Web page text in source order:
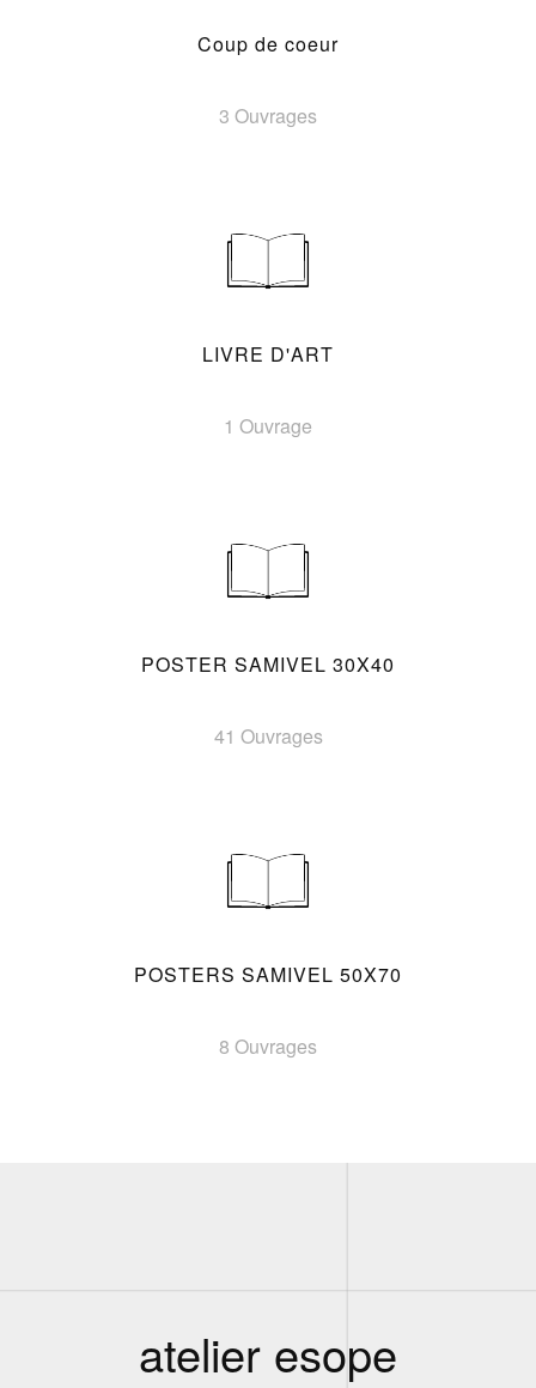
Coup de coeur
3 Ouvrages
LIVRE D'ART
1 Ouvrage
POSTER SAMIVEL 30X40
41 Ouvrages
POSTERS SAMIVEL 50X70
8 Ouvrages
atelier esope